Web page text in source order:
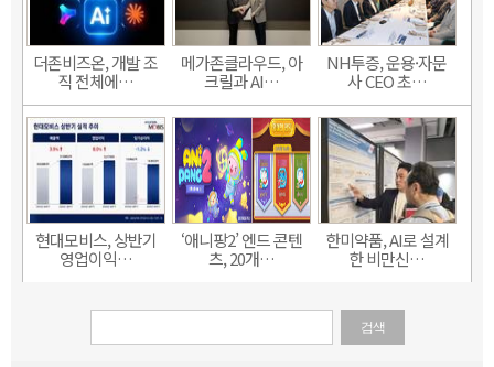
더존비즈온, 개발 조
직 전체에…
메가존클라우드, 아
크릴과 AI…
NH투증, 운용·자문
사 CEO 초…
현대모비스, 상반기
영업이익…
‘애니팡2’ 엔드 콘텐
츠, 20개…
한미약품, AI로 설계
한 비만신…
검색